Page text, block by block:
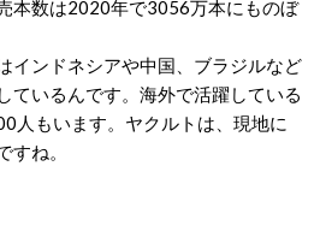
本数は2020年で3056万本にものぼ
インドネシアや中国、ブラジルなど
ているんです。海外で活躍している
人もいます。ヤクルトは、現地に
すね。